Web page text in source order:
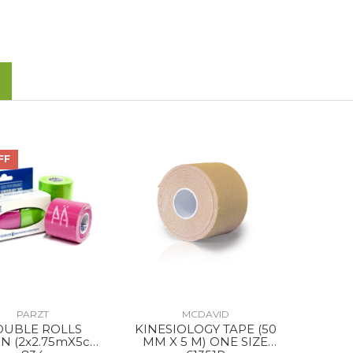
PARZT
ROLLS
(2x2.75mX5cm)
MCDAVID
KINESIOLOGY TAPE (50
MM X 5 M) ONE SIZE